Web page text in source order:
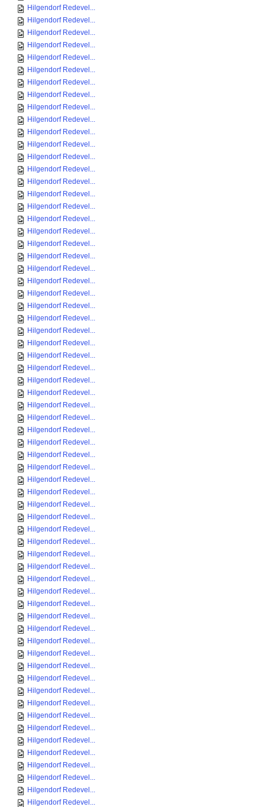
Hilgendorf Redevel...
Hilgendorf Redevel...
Hilgendorf Redevel...
Hilgendorf Redevel...
Hilgendorf Redevel...
Hilgendorf Redevel...
Hilgendorf Redevel...
Hilgendorf Redevel...
Hilgendorf Redevel...
Hilgendorf Redevel...
Hilgendorf Redevel...
Hilgendorf Redevel...
Hilgendorf Redevel...
Hilgendorf Redevel...
Hilgendorf Redevel...
Hilgendorf Redevel...
Hilgendorf Redevel...
Hilgendorf Redevel...
Hilgendorf Redevel...
Hilgendorf Redevel...
Hilgendorf Redevel...
Hilgendorf Redevel...
Hilgendorf Redevel...
Hilgendorf Redevel...
Hilgendorf Redevel...
Hilgendorf Redevel...
Hilgendorf Redevel...
Hilgendorf Redevel...
Hilgendorf Redevel...
Hilgendorf Redevel...
Hilgendorf Redevel...
Hilgendorf Redevel...
Hilgendorf Redevel...
Hilgendorf Redevel...
Hilgendorf Redevel...
Hilgendorf Redevel...
Hilgendorf Redevel...
Hilgendorf Redevel...
Hilgendorf Redevel...
Hilgendorf Redevel...
Hilgendorf Redevel...
Hilgendorf Redevel...
Hilgendorf Redevel...
Hilgendorf Redevel...
Hilgendorf Redevel...
Hilgendorf Redevel...
Hilgendorf Redevel...
Hilgendorf Redevel...
Hilgendorf Redevel...
Hilgendorf Redevel...
Hilgendorf Redevel...
Hilgendorf Redevel...
Hilgendorf Redevel...
Hilgendorf Redevel...
Hilgendorf Redevel...
Hilgendorf Redevel...
Hilgendorf Redevel...
Hilgendorf Redevel...
Hilgendorf Redevel...
Hilgendorf Redevel...
Hilgendorf Redevel...
Hilgendorf Redevel...
Hilgendorf Redevel...
Hilgendorf Redevel...
Hilgendorf Redevel...